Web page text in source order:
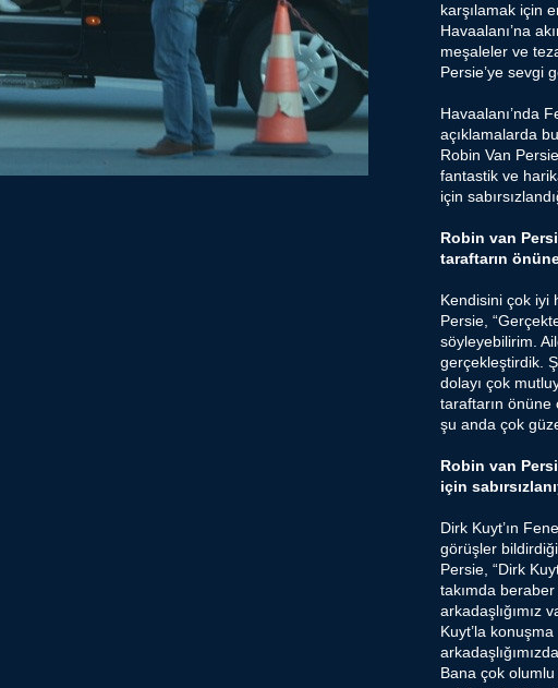
karşılamak için
Havaalanı’na
meşaleler ve
Persie’ye sevgi
Havaalanı’nda
açıklamalarda
Robin Van
fantastik ve
için
Robin van
taraftarın
Kendisini çok iyi
Persie,
söyleyebilirim.
gerçekleştirdik.
dolayı çok
taraftarın önüne
şu anda çok
Robin van
için
Dirk Kuyt’ın
görüşler
Persie, “Dirk
takımda
arkadaşlığımız
Kuyt’la
Bana çok